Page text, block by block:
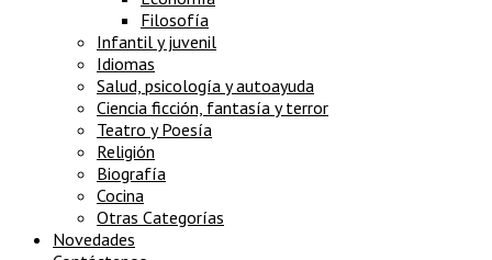
Filosofía
Infantil y juvenil
Idiomas
Salud, psicología y autoayuda
Ciencia ficción, fantasía y terror
Teatro y Poesía
Religión
Biografía
Cocina
Otras Categorías
Novedades